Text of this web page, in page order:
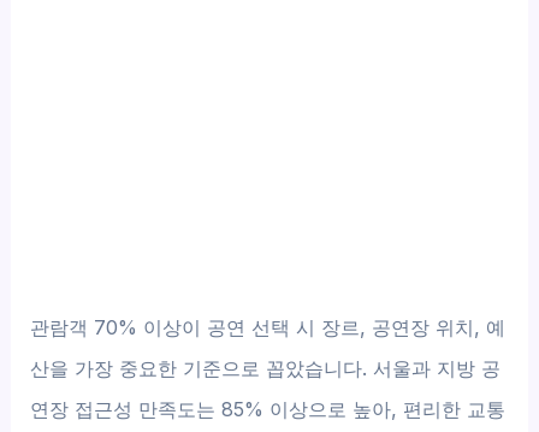
관람객 70% 이상이 공연 선택 시 장르, 공연장 위치, 예
산을 가장 중요한 기준으로 꼽았습니다. 서울과 지방 공
연장 접근성 만족도는 85% 이상으로 높아, 편리한 교통